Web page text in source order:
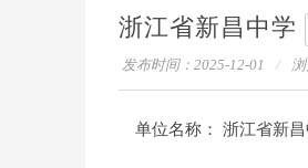
浙江省新昌中学
发布时间：2025-12-01
单位名称： 浙江省新